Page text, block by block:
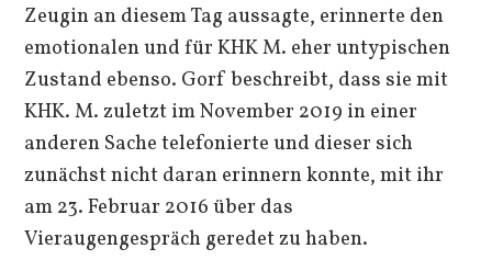
Zeugin an diesem Tag aussagte, erinnerte den
emotionalen und für KHK M. eher untypischen
Zustand ebenso. Gorf beschreibt, dass sie mit
KHK. M. zuletzt im November 2019 in einer
anderen Sache telefonierte und dieser sich
zunächst nicht daran erinnern konnte, mit ihr
am 23. Februar 2016 über das
Vieraugengespräch geredet zu haben.